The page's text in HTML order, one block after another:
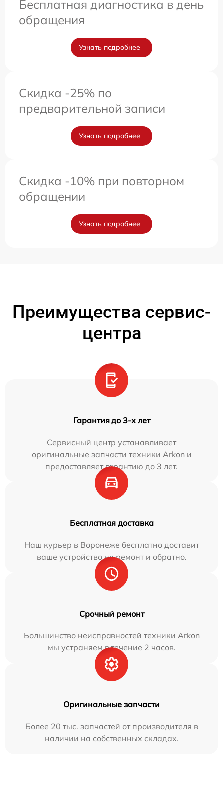
Бесплатная диагностика в день
обращения
Узнать подробнее
Скидка -25% по
предварительной записи
Узнать подробнее
Скидка -10% при повторном
обращении
Узнать подробнее
Преимущества сервис-
центра
Гарантия до 3-х лет
Сервисный центр устанавливает
оригинальные запчасти техники Arkon и
предоставляет гарантию до 3 лет.
Бесплатная доставка
Наш курьер в Воронеже бесплатно доставит
ваше устройство на ремонт и обратно.
Срочный ремонт
Большинство неисправностей техники Arkon
мы устраняем в течение 2 часов.
Оригинальные запчасти
Более 20 тыс. запчастей от производителя в
наличии на собственных складах.